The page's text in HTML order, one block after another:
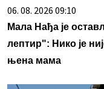
06. 08. 2026 09:10
Мала Нађа је
лептир": Нико је
њена мама